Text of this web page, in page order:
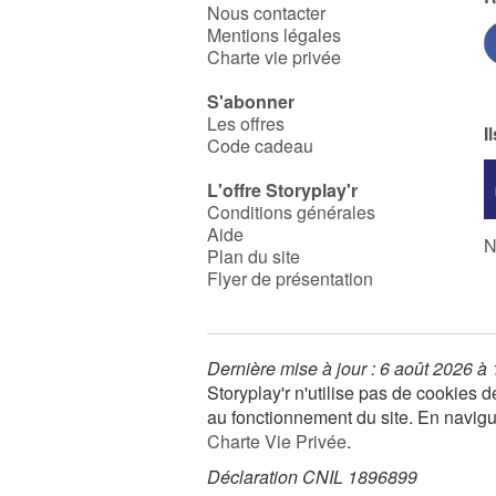
Nous contacter
Mentions légales
Charte vie privée
S'abonner
Les offres
Code cadeau
L'offre Storyplay'r
Conditions générales
Aide
Plan du site
Flyer de présentation
Dernière mise à jour : 6 août 2026 à
Storyplay'r n'utilise pas de cookies
au fonctionnement du site. En
Charte Vie Privée.
Déclaration CNIL 1896899